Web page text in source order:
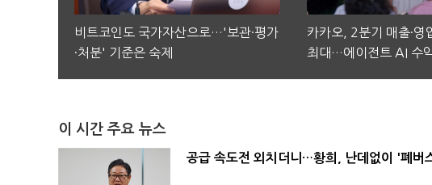
비트코인도 국가자산으로…'보관·평가
·처분' 기준은 숙제
카카오, 2분기 매출·영
최대…에이전트 AI 수
이 시간 주요 뉴스
공급 속도전 외치더니…황희, 난데없이 '폐버